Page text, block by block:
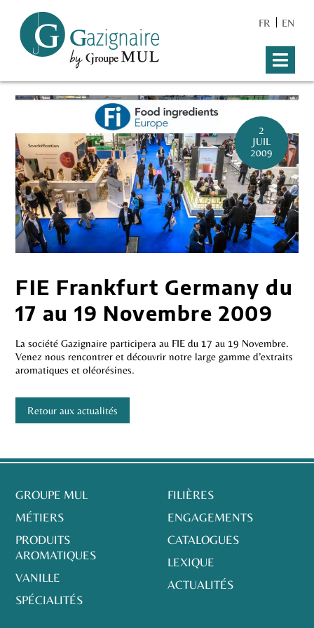
FR EN
2
JUIL
2009
FIE Frankfurt Germany du
17 au 19 Novembre 2009
La société Gazignaire participera au FIE du 17 au 19 Novembre.
Venez nous rencontrer et découvrir notre large gamme d’extraits
aromatiques et oléorésines.
Retour aux actualités
GROUPE MUL
MÉTIERS
PRODUITS
AROMATIQUES
VANILLE
SPÉCIALITÉS
FILIÈRES
ENGAGEMENTS
CATALOGUES
LEXIQUE
ACTUALITÉS